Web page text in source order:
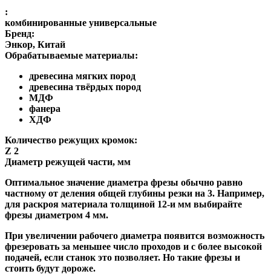
:
комбинированные универсальные
Бренд:
Энкор, Китай
Обрабатываемые материалы:
древесина мягких пород
древесина твёрдых пород
МДФ
фанера
ХДФ
Количество режущих кромок:
Z 2
Диаметр режущей части, мм
Оптимальное значение диаметра фрезы обычно равно
частному от деления общей глубины резки на 3. Например,
для раскроя материала толщиной 12-и мм выбирайте
фрезы диаметром 4 мм.
При увеличении рабочего диаметра появится возможность
фрезеровать за меньшее число проходов и с более высокой
подачей, если станок это позволяет. Но такие фрезы и
стоить будут дороже.